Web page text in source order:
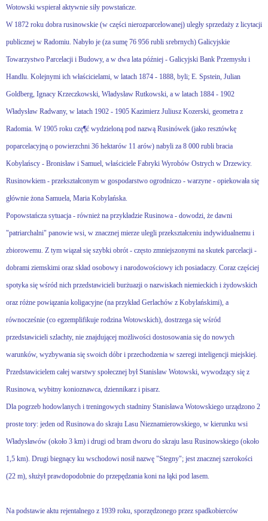
Wotowski wspierał aktywnie siły powstańcze.
W 1872 roku dobra rusinowskie (w części nierozparcelowanej) uległy sprzedaży z licytacji
publicznej w Radomiu. Nabyło je (za sumę 76 956 rubli srebrnych) Galicyjskie
Towarzystwo Parcelacji i Budowy, a w dwa lata później - Galicyjski Bank Przemysłu i
Handlu. Kolejnymi ich właścicielami, w latach 1874 - 1888, byli; E. Spstein, Julian
Goldberg, Ignacy Krzeczkowski, Władysław Rutkowski, a w latach 1884 - 1902
Władysław Radwany, w latach 1902 - 1905 Kazimierz Juliusz Kozerski, geometra z
Radomia. W 1905 roku czę¶ć wydzieloną pod nazwą Rusinówek (jako resztówkę
poparcelacyjną o powierzchni 36 hektarów 11 arów) nabyli za 8 000 rubli bracia
Kobylańscy - Bronisław i Samuel, właściciele Fabryki Wyrobów Ostrych w Drzewicy.
Rusinowkiem - przekształconym w gospodarstwo ogrodniczo - warzyne - opiekowała się
głównie żona Samuela, Maria Kobylańska.
Popowstańcza sytuacja - również na przykładzie Rusinowa - dowodzi, że dawni
"patriarchalni" panowie wsi, w znacznej mierze ulegli przekształceniu indywidualnemu i
zbiorowemu. Z tym wiązał się szybki obrót - często zmniejszonymi na skutek parcelacji -
dobrami ziemskimi oraz skład osobowy i narodowościowy ich posiadaczy. Coraz częściej
spotyka się wśród nich przedstawicieli burżuazji o nazwiskach niemieckich i żydowskich
oraz różne powiązania koligacyjne (na przykład Gerlachów z Kobylańskimi), a
równocześnie (co egzemplifikuje rodzina Wotowskich), dostrzega się wśród
przedstawicieli szlachty, nie znajdującej możliwości dostosowania się do nowych
warunków, wyzbywania się swoich dóbr i przechodzenia w szeregi inteligencji miejskiej.
Przedstawicielem całej warstwy społecznej był Stanisław Wotowski, wywodzący się z
Rusinowa, wybitny konioznawca, dziennikarz i pisarz.
Dla pogrzeb hodowlanych i treningowych stadniny Stanisława Wotowskiego urządzono 2
proste tory: jeden od Rusinowa do skraju Lasu Nieznamierowskiego, w kierunku wsi
Władysławów (około 3 km) i drugi od bram dworu do skraju lasu Rusinowskiego (około
1,5 km). Drugi biegnący ku wschodowi nosił nazwę "Stegny"; jest znacznej szerokości
(22 m), służył prawdopodobnie do przepędzania koni na łąki pod lasem.
Na podstawie aktu rejentalnego z 1939 roku, sporzędzonego przez spadkobierców